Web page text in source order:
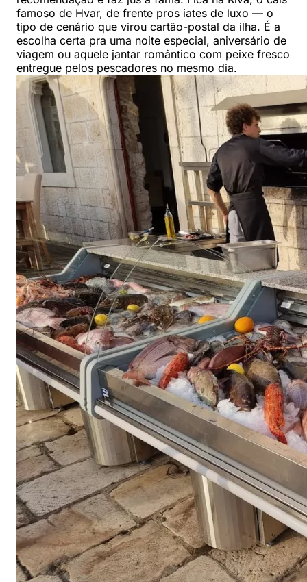
famoso de Hvar, de frente pros iates de luxo — o
tipo de cenário que virou cartão-postal da ilha. É a
escolha certa pra uma noite especial, aniversário de
viagem ou aquele jantar romântico com peixe fresco
entregue pelos pescadores no mesmo dia.